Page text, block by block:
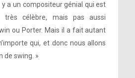
a un compositeur génial qui est
très célèbre, mais pas aussi
ou Porter. Mais il a fait autant
qui, et donc nous allons
de swing. »